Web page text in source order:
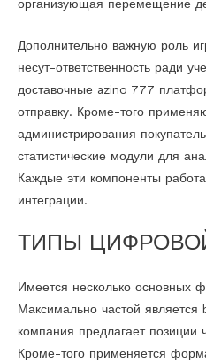
организующая перемещение
Дополнительно важную роль
несут-ответственность ради
доставочные azino 777
отправку. Кроме-того
администрирования
статистические модули для
Каждые эти компоненты
интеграции.
ТИПЫ
Имеется несколько основных
Максимально частой
компания предлагает позиции
Кроме-того применяется